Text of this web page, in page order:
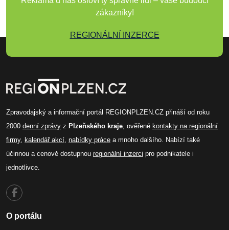
zákazníky!
REGIONÁLNÍ INZERCE
Zpravodajský a informační portál REGIONPLZEN.CZ přináší od roku
2000 denní zprávy z Plzeňského kraje, ověřené kontakty na regionální
firmy, kalendář akcí, nabídky práce a mnoho dalšího. Nabízí také
účinnou a cenově dostupnou regionální inzerci pro podnikatele i
jednotlivce.
O portálu